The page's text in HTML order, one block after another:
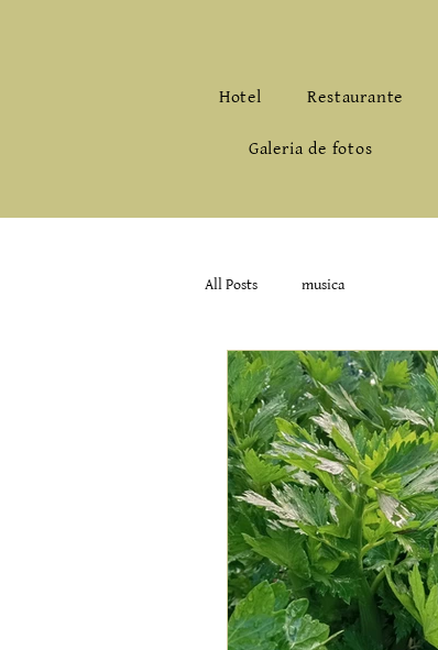
Hotel Restaurante
Galeria de fotos
All Posts musica